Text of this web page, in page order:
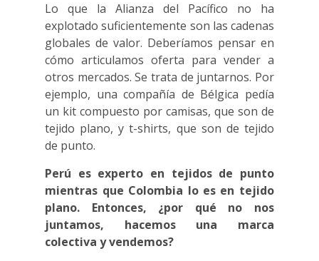
Lo que la Alianza del Pacífico no ha
explotado suficientemente son las cadenas
globales de valor. Deberíamos pensar en
cómo articulamos oferta para vender a
otros mercados. Se trata de juntarnos. Por
ejemplo, una compañía de Bélgica pedía
un kit compuesto por camisas, que son de
tejido plano, y t-shirts, que son de tejido
de punto.
Perú es experto en tejidos de punto
mientras que Colombia lo es en tejido
plano. Entonces, ¿por qué no nos
juntamos, hacemos una marca
colectiva y vendemos?